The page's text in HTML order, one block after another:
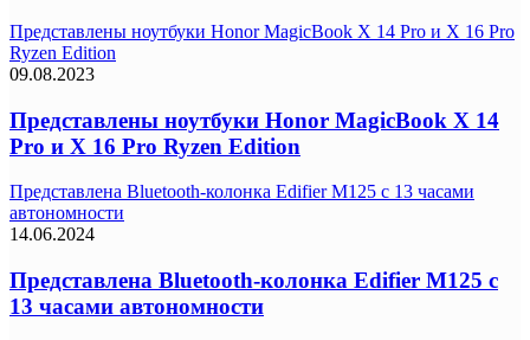
Представлены ноутбуки Honor MagicBook X 14 Pro и X 16 Pro
Ryzen Edition
09.08.2023
Представлены ноутбуки Honor MagicBook X 14
Pro и X 16 Pro Ryzen Edition
Представлена Bluetooth-колонка Edifier M125 с 13 часами
автономности
14.06.2024
Представлена Bluetooth-колонка Edifier M125 с
13 часами автономности